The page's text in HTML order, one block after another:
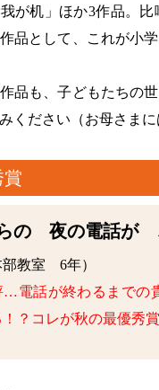
が机」ほか3作品。比
品として、これが小
品も、子どもたちの
ください（お母さま
賞
の 夜の電話が
部教室 6年）
…電話が終わるまでの
？コレが秋の最優秀賞